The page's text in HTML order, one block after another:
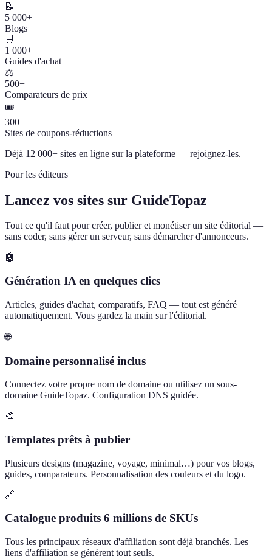
📝
5 000+
Blogs
🛒
1 000+
Guides d'achat
⚖️
500+
Comparateurs de prix
🎟️
300+
Sites de coupons-réductions
Déjà 12 000+ sites en ligne sur la plateforme — rejoignez-les.
Pour les éditeurs
Lancez vos sites sur GuideTopaz
Tout ce qu'il faut pour créer, publier et monétiser un site éditorial —
sans coder, sans gérer un serveur, sans démarcher d'annonceurs.
🤖
Génération IA en quelques clics
Articles, guides d'achat, comparatifs, FAQ — tout est généré
automatiquement. Vous gardez la main sur l'éditorial.
🌐
Domaine personnalisé inclus
Connectez votre propre nom de domaine ou utilisez un sous-
domaine GuideTopaz. Configuration DNS guidée.
🎨
Templates prêts à publier
Plusieurs designs (magazine, voyage, minimal…) pour vos blogs,
guides, comparateurs. Personnalisation des couleurs et du logo.
🔗
Catalogue produits 6 millions de SKUs
Tous les principaux réseaux d'affiliation sont déjà branchés. Les
liens d'affiliation se génèrent tout seuls.